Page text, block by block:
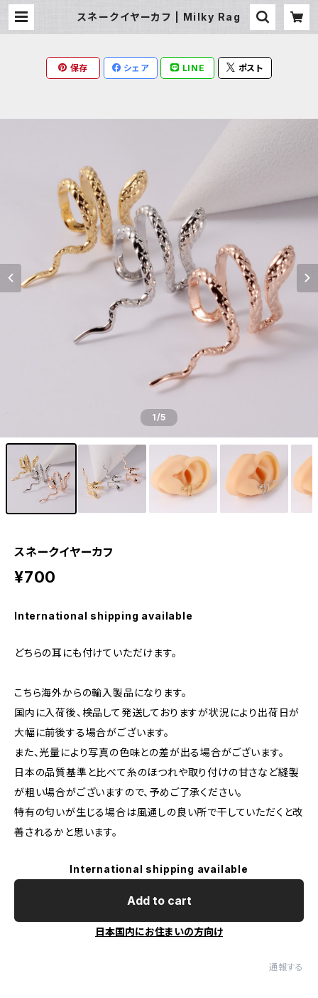
スネークイヤーカフ | Milky Rag
保存 シェア LINE ポスト
1/5
スネークイヤーカフ
¥700
International shipping available
どちらの耳にも付けていただけます。
こちら海外からの輸入製品になります。
国内に入荷後、検品して発送しておりますが状況により出荷日が
大幅に前後する場合がございます。
また、光量により写真の色味との差が出る場合がございます。
日本の品質基準と比べて糸のほつれや取り付けの甘さなど縫製
が粗い場合がございますので、予めご了承ください。
特有の匂いが生じる場合は風通しの良い所で干していただくと改
善されるかと思います。
International shipping available
Add to cart
日本国内にお住まいの方向け
通報する